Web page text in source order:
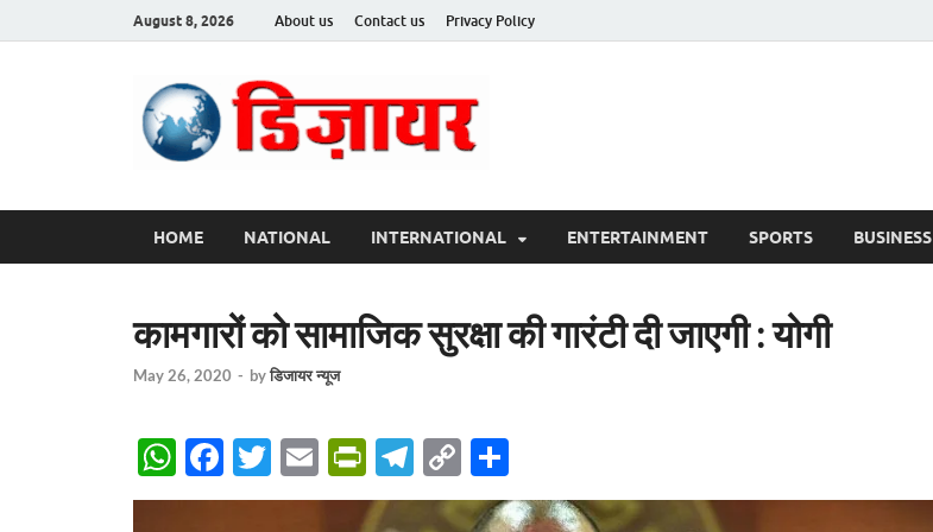
August 8, 2026 About us Contact us Privacy Policy
HOME NATIONAL INTERNATIONAL ENTERTAINMENT SPORTS BUSINESS
कामगारों को सामाजिक सुरक्षा की गारंटी दी जाएगी : योगी
May 26, 2020 - byडिजायर न्यूज
W
h
F
ac
T
w
E
m
P
ri
T
el
C
o h